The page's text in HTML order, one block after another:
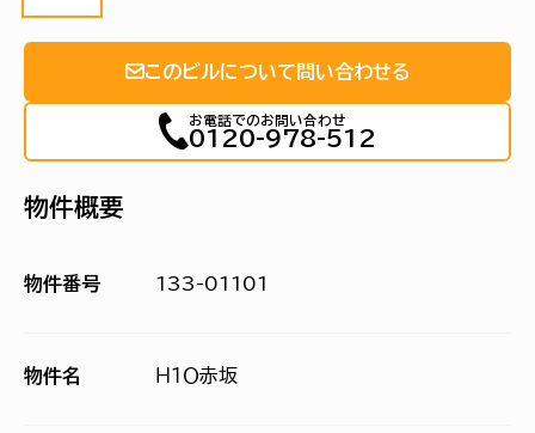
このビルについて問い合わせる
お電話でのお問い合わせ
0120-978-512
物件概要
物件番号 133-01101
物件名 Ｈ１Ｏ赤坂